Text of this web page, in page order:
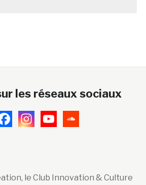
les réseaux sociaux
le Club Innovation & Culture